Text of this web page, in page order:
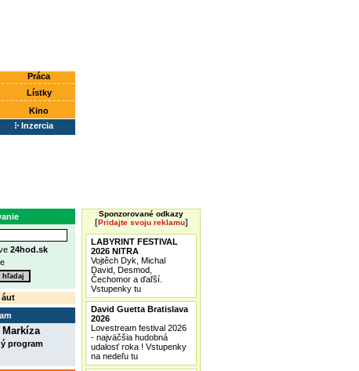
Práca
Lístky
Kino
Inzercia
24hod.sk
áut
Markíza
program
Sponzorované odkazy
[Pridajte svoju reklamu]
LABYRINT FESTIVAL
2026 NITRA
Vojtěch Dyk, Michal
David, Desmod,
Čechomor a ďaľší.
Vstupenky tu
David Guetta Bratislava
2026
Lovestream festival 2026
- najväčšia hudobná
udalosť roka ! Vstupenky
na nedeľu tu